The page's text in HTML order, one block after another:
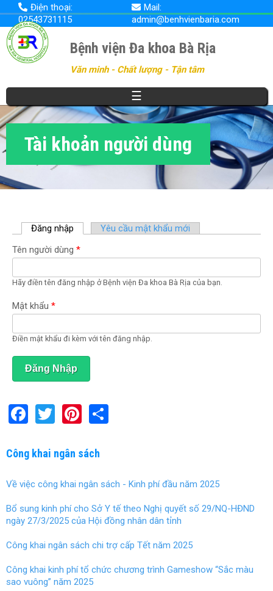
Nhảy
đến
nội
dung
Điện thoại:
02543731115
Mail:
admin@benhvienbaria.com
Bệnh viện Đa khoa Bà Rịa
Văn minh - Chất lượng - Tận tâm
☰
Tài khoản người dùng
Đăng nhập
a
b
o
đ
n
)
Yêu cầu mật khẩu mới
Tên người dùng *
Hãy điền tên đăng nhập ở Bệnh viện Đa khoa Bà Rịa của bạn.
Mật khẩu *
Điền mật khẩu đi kèm với tên đăng nhập.
F
ce
o
o
k
T
tt
Pi
er
t
Công khai ngân sách
Về việc công khai ngân sách - Kinh phí đầu năm 2025
Bổ sung kinh phí cho Sở Y tế theo Nghị quyết số 29/NQ-HĐND
ngày 27/3/2025 của Hội đồng nhân dân tỉnh
Công khai ngân sách chi trợ cấp Tết năm 2025
Công khai kinh phí tổ chức chương trình Gameshow “Sắc màu
sao vuông” năm 2025